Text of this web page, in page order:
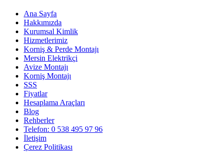
Ana Sayfa
Hakkımızda
Kurumsal Kimlik
Hizmetlerimiz
Korniş & Perde Montajı
Mersin Elektrikçi
Avize Montajı
Korniş Montajı
SSS
Fiyatlar
Hesaplama Araçları
Blog
Rehberler
Telefon: 0 538 495 97 96
İletişim
Çerez Politikası